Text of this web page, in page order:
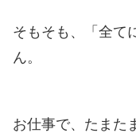
そもそも、「全て
ん。
お仕事で、たまた